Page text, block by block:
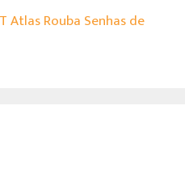
Atlas Rouba Senhas de